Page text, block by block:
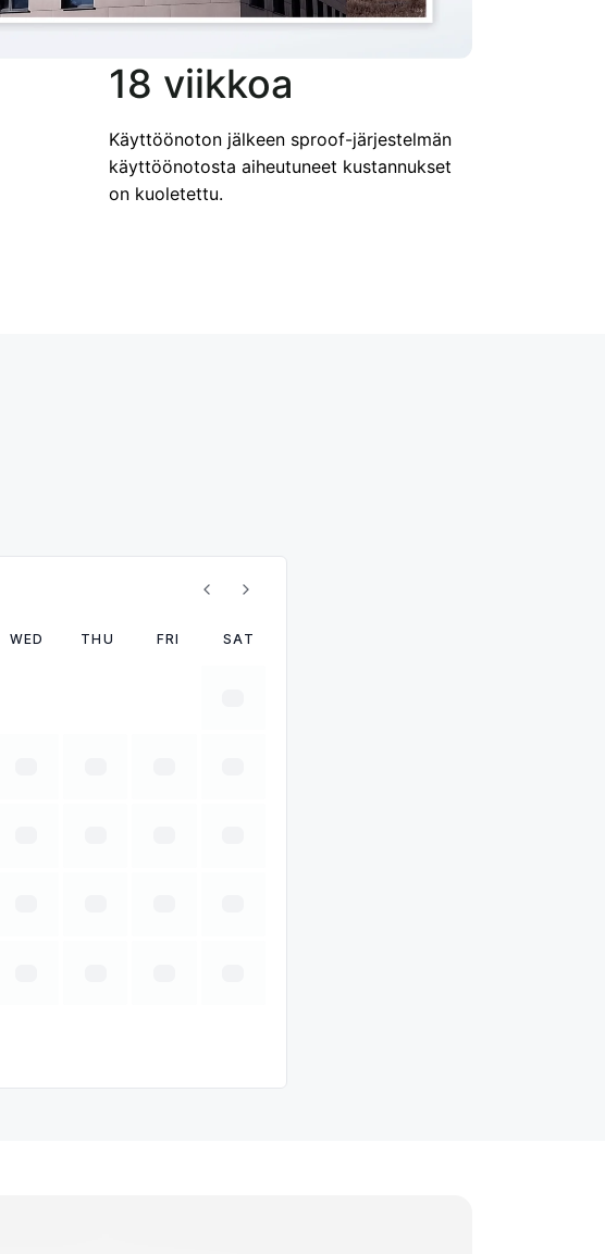
18 viikkoa
Käyttöönoton jälkeen sproof-järjestelmän
käyttöönotosta aiheutuneet kustannukset
on kuoletettu.